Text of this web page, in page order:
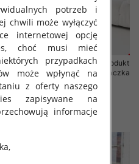
Komplet damskie (Polska produkt
) Roz 2XL-4XL , Mix Kolor Paczka
68.00 zł
szczegóły
potrzeb i
chwili może wyłączyć
internetowej opcję
choć musi mieć
przypadkach
może wpłynąć na
z oferty naszego
zapisywane na
informacje